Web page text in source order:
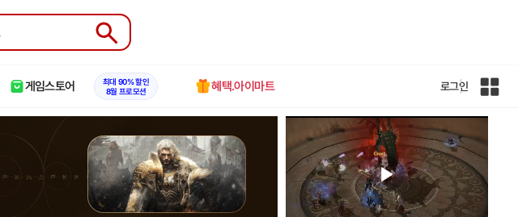
Submit
게임스토어
최대 90% 할인
8월 프로모션
혜택.아이마트 로그인
인